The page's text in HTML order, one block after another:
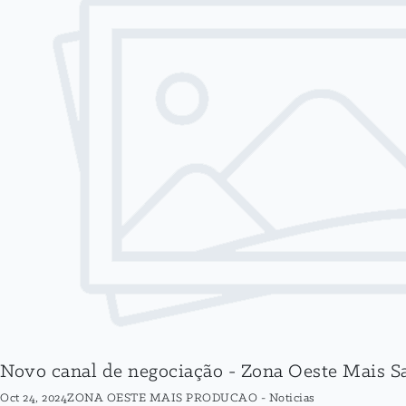
Novo canal de negociação - Zona Oeste Mais
Oct 24, 2024ZONA OESTE MAIS PRODUCAO - Noticias